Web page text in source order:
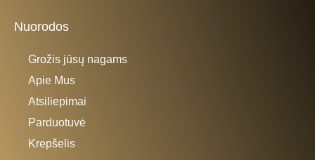
Nuorodos
Grožis jūsų nagams
Apie Mus
Atsiliepimai
Parduotuvė
Krepšelis